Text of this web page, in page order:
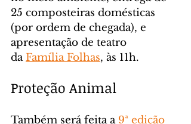
25 composteiras domésticas
(por ordem de chegada), e
apresentação de teatro
da Família Folhas, às 11h.
Proteção Animal
Também será feita a 9ª edição